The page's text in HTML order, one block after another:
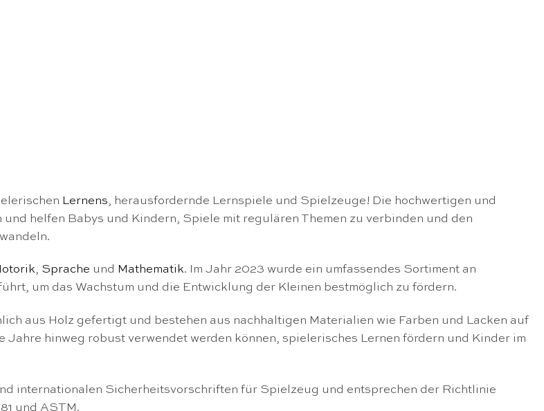
Lernens, herausfordernde Lernspiele und Spielzeuge! Die hochwertigen und
helfen Babys und Kindern, Spiele mit regulären Themen zu verbinden und den
, Sprache und Mathematik. Im Jahr 2023 wurde ein umfassendes Sortiment an
um das Wachstum und die Entwicklung der Kleinen bestmöglich zu fördern.
aus Holz gefertigt und bestehen aus nachhaltigen Materialien wie Farben und Lacken auf
Jahre hinweg robust verwendet werden können, spielerisches Lernen fördern und Kinder im
internationalen Sicherheitsvorschriften für Spielzeug und entsprechen der Richtlinie
und ASTM.